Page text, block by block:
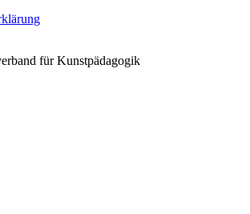
für Kunstpädagogik